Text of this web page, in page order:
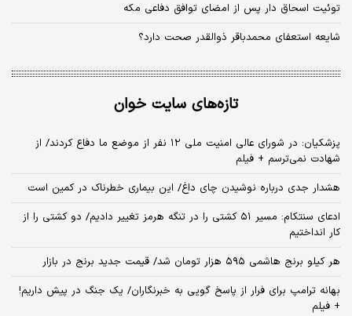
توئیت اسحاق دار پس از امضای توافق دفاعی مکه
شایعه استعفای محمدباقر ذوالقدر صحت دارد؟
تازه‌های سایت خوان
پزشکیان: در شورای عالی امنیت ملی ۱۲ نفر از موضع ما دفاع کردند/ از
شهادت نمی‌ترسم + فیلم
هشدار جدی درباره نوشیدن چای داغ/ این بیماری خطرناک در کمین است
ادعای سنتکام: مسیر ۵۱ کشتی را در تنگه هرمز تغییر دادیم/ دو کشتی را از
کار انداختیم
هر کیلو برنج هاشمی ۵۹۵ هزار تومان شد/ قیمت جدید برنج در بازار
بهانه ترامپ برای فرار از پاسخ گویی به خبرنگاران/ یک جنگ در پیش داریم!
+ فیلم